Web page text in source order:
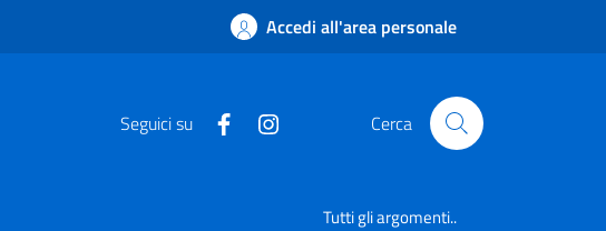
Accedi all'area personale
Seguici su Cerca
Tutti gli argomenti..